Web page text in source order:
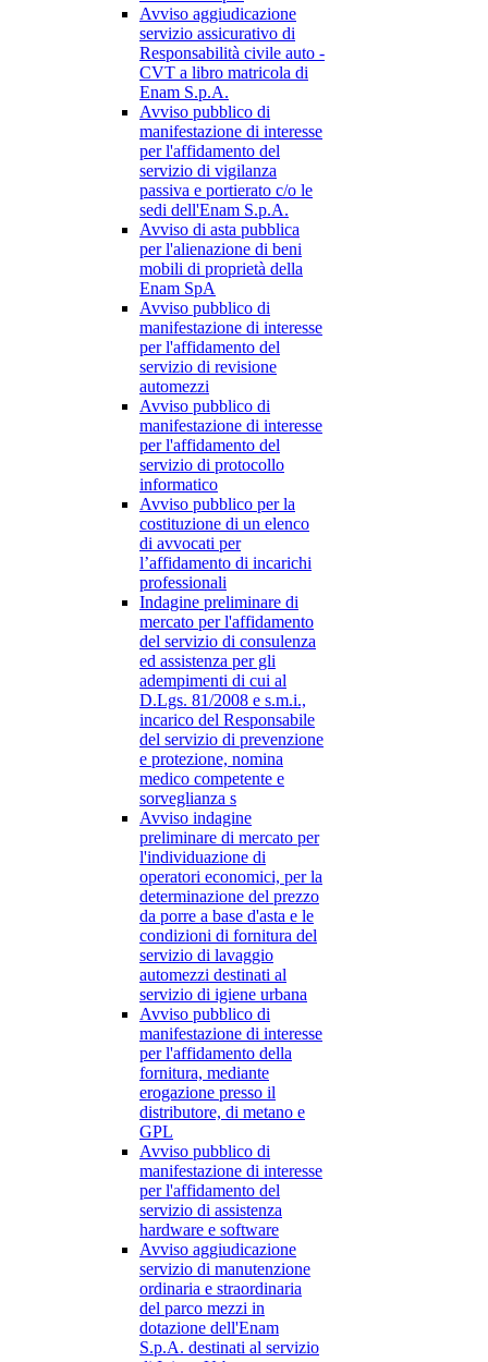
Avviso aggiudicazione
servizio assicurativo di
Responsabilità civile auto -
CVT a libro matricola di
Enam S.p.A.
Avviso pubblico di
manifestazione di interesse
per l'affidamento del
servizio di vigilanza
passiva e portierato c/o le
sedi dell'Enam S.p.A.
Avviso di asta pubblica
per l'alienazione di beni
mobili di proprietà della
Enam SpA
Avviso pubblico di
manifestazione di interesse
per l'affidamento del
servizio di revisione
automezzi
Avviso pubblico di
manifestazione di interesse
per l'affidamento del
servizio di protocollo
informatico
Avviso pubblico per la
costituzione di un elenco
di avvocati per
l’affidamento di incarichi
professionali
Indagine preliminare di
mercato per l'affidamento
del servizio di consulenza
ed assistenza per gli
adempimenti di cui al
D.Lgs. 81/2008 e s.m.i.,
incarico del Responsabile
del servizio di prevenzione
e protezione, nomina
medico competente e
sorveglianza s
Avviso indagine
preliminare di mercato per
l'individuazione di
operatori economici, per la
determinazione del prezzo
da porre a base d'asta e le
condizioni di fornitura del
servizio di lavaggio
automezzi destinati al
servizio di igiene urbana
Avviso pubblico di
manifestazione di interesse
per l'affidamento della
fornitura, mediante
erogazione presso il
distributore, di metano e
GPL
Avviso pubblico di
manifestazione di interesse
per l'affidamento del
servizio di assistenza
hardware e software
Avviso aggiudicazione
servizio di manutenzione
ordinaria e straordinaria
del parco mezzi in
dotazione dell'Enam
S.p.A. destinati al servizio